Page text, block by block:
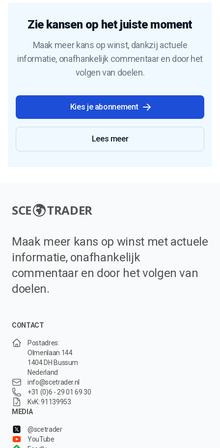
Zie kansen op het juiste moment
Maak meer kans op winst, dankzij actuele
informatie, onafhankelijk commentaar en door het
volgen van doelen.
Kies je abonnement
Lees meer
SCE TRADER
Maak meer kans op winst met actuele
informatie, onafhankelijk
commentaar en door het volgen van
doelen.
CONTACT
Postadres:
Olmenlaan 144
1404 DH Bussum
Nederland
info@scetrader.nl
+31 (0)6 - 29 01 69 30
KvK: 91139953
MEDIA
@scetrader
YouTube